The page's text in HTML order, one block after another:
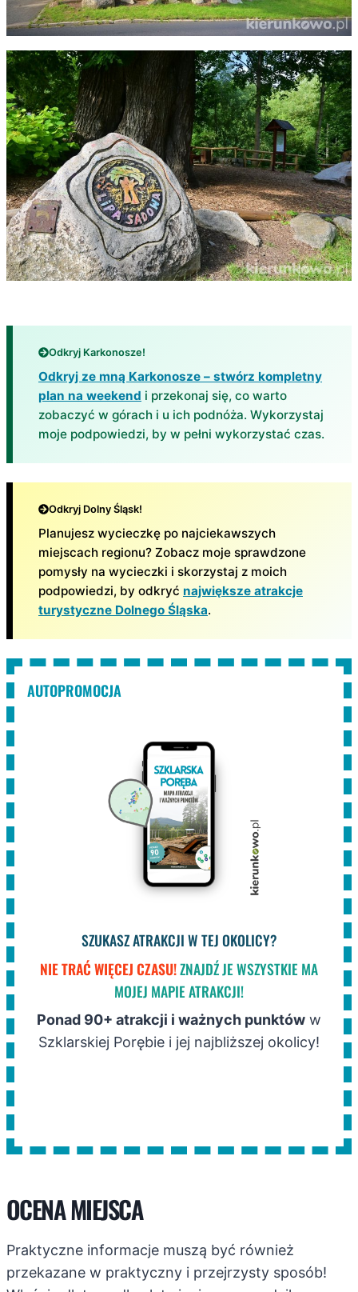
Odkryj Karkonosze!
Odkryj ze mną Karkonosze – stwórz kompletny
plan na weekend i przekonaj się, co warto
zobaczyć w górach i u ich podnóża. Wykorzystaj
moje podpowiedzi, by w pełni wykorzystać czas.
Odkryj Dolny Śląsk!
Planujesz wycieczkę po najciekawszych
miejscach regionu? Zobacz moje sprawdzone
pomysły na wycieczki i skorzystaj z moich
podpowiedzi, by odkryć największe atrakcje
turystyczne Dolnego Śląska.
AUTOPROMOCJA
SZUKASZ ATRAKCJI W TEJ OKOLICY?
NIE TRAĆ WIĘCEJ CZASU!ZNAJDŹ JE WSZYSTKIE MA
MOJEJ MAPIE ATRAKCJI!
Ponad 90+ atrakcji i ważnych punktów w
Szklarskiej Porębie i jej najbliższej okolicy!
OCENA MIEJSCA
Praktyczne informacje muszą być również
przekazane w praktyczny i przejrzysty sposób!